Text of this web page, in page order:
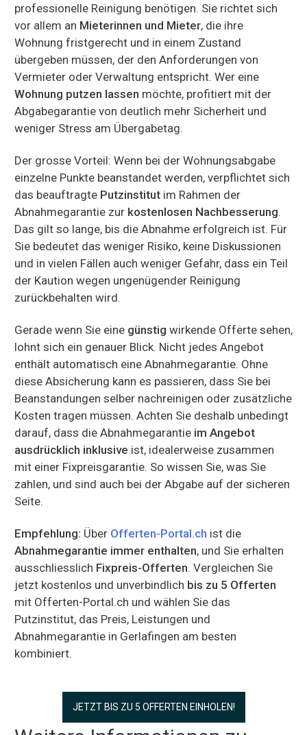
professionelle Reinigung benötigen. Sie richtet sich
vor allem an Mieterinnen und Mieter, die ihre
Wohnung fristgerecht und in einem Zustand
übergeben müssen, der den Anforderungen von
Vermieter oder Verwaltung entspricht. Wer eine
Wohnung putzen lassen möchte, profitiert mit der
Abgabegarantie von deutlich mehr Sicherheit und
weniger Stress am Übergabetag.
Der grosse Vorteil: Wenn bei der Wohnungsabgabe
einzelne Punkte beanstandet werden, verpflichtet sich
das beauftragte Putzinstitut im Rahmen der
Abnahmegarantie zur kostenlosen Nachbesserung.
Das gilt so lange, bis die Abnahme erfolgreich ist. Für
Sie bedeutet das weniger Risiko, keine Diskussionen
und in vielen Fällen auch weniger Gefahr, dass ein Teil
der Kaution wegen ungenügender Reinigung
zurückbehalten wird.
Gerade wenn Sie eine günstig wirkende Offerte sehen,
lohnt sich ein genauer Blick. Nicht jedes Angebot
enthält automatisch eine Abnahmegarantie. Ohne
diese Absicherung kann es passieren, dass Sie bei
Beanstandungen selber nachreinigen oder zusätzliche
Kosten tragen müssen. Achten Sie deshalb unbedingt
darauf, dass die Abnahmegarantie im Angebot
ausdrücklich inklusive ist, idealerweise zusammen
mit einer Fixpreisgarantie. So wissen Sie, was Sie
zahlen, und sind auch bei der Abgabe auf der sicheren
Seite.
Empfehlung: Über Offerten-Portal.ch ist die
Abnahmegarantie immer enthalten, und Sie erhalten
ausschliesslich Fixpreis-Offerten. Vergleichen Sie
jetzt kostenlos und unverbindlich bis zu 5 Offerten
mit Offerten-Portal.ch und wählen Sie das
Putzinstitut, das Preis, Leistungen und
Abnahmegarantie in Gerlafingen am besten
kombiniert.
JETZT BIS ZU 5 OFFERTEN EINHOLEN!